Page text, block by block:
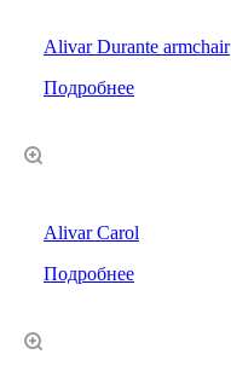
Alivar Durante armchair
Подробнее
Alivar Carol
Подробнее